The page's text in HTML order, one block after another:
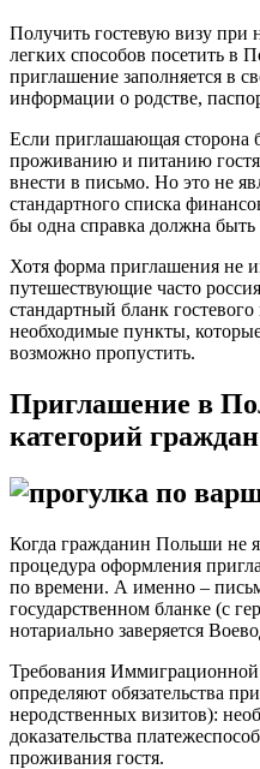
Получить гостевую визу при
легких способов посетить в
приглашение заполняется в
информации о родстве,
Если приглашающая сторона
проживанию и питанию гостя
внести в письмо. Но это не
стандартного списка
бы одна справка должна быть
Хотя форма приглашения не
путешествующие часто
стандартный бланк
необходимые пункты,
возможно пропустить.
Приглашение в
категорий граждан
Когда гражданин Польши не
процедура оформления
по времени. А именно –
государственном бланке (с
нотариально заверяется
Требования
определяют обязательства
неродственных визитов):
доказательства
проживания гостя.